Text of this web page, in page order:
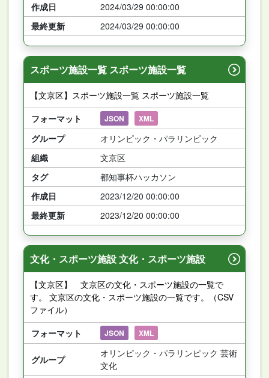
作成日
2024/03/29 00:00:00
最終更新
2024/03/29 00:00:00
スポーツ施設一覧 スポーツ施設一覧
【文京区】スポーツ施設一覧 スポーツ施設一覧
フォーマット
JSON XML
グループ
オリンピック・パラリンピック
組織
文京区
タグ
都知事杯ハッカソン
作成日
2023/12/20 00:00:00
最終更新
2023/12/20 00:00:00
文化・スポーツ施設 文化・スポーツ施設
【文京区】 文京区の文化・スポーツ施設の一覧で
す。 文京区の文化・スポーツ施設の一覧です。（CSV
ファイル）
フォーマット
JSON XML
グループ
オリンピック・パラリンピック 芸術
文化